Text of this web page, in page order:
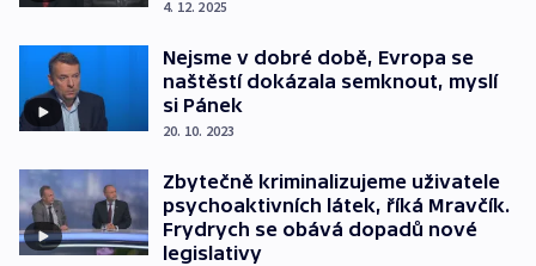
4. 12. 2025
Nejsme v dobré době, Evropa se
naštěstí dokázala semknout, myslí
si Pánek
20. 10. 2023
Zbytečně kriminalizujeme uživatele
psychoaktivních látek, říká Mravčík.
Frydrych se obává dopadů nové
legislativy